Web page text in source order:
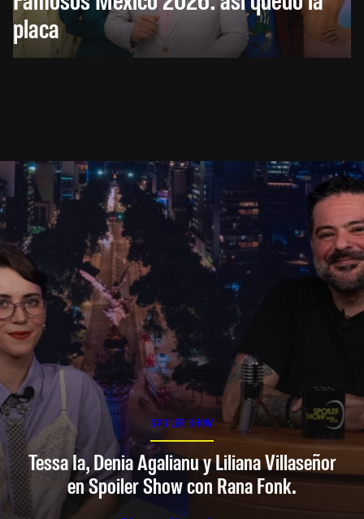
placa
SPOILER SHOW
Tessa Ia, Denia Agalianu y Liliana Villaseñor
en Spoiler Show con Rana Fonk.